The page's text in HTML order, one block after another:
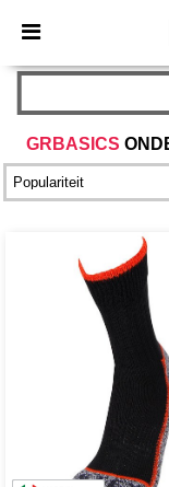
× Needen-
Betere
GRBASICS